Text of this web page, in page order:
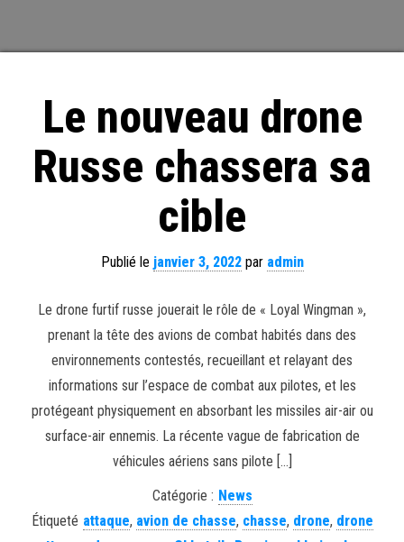
Le nouveau drone
Russe chassera sa
cible
Publié le janvier 3, 2022par admin
Le drone furtif russe jouerait le rôle de « Loyal Wingman »,
prenant la tête des avions de combat habités dans des
environnements contestés, recueillant et relayant des
informations sur l’espace de combat aux pilotes, et les
protégeant physiquement en absorbant les missiles air-air ou
surface-air ennemis. La récente vague de fabrication de
véhicules aériens sans pilote […]
Catégorie : News
Étiqueté attaque, avion de chasse, chasse, drone, drone